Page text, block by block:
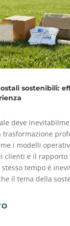
sostenibili:
deve
trasformazione
i modelli
clienti e il rapporto
tempo è
il tema della